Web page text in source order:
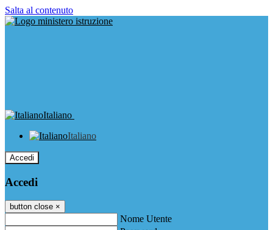
Salta al contenuto
Italiano
Italiano
Accedi
Accedi
button close ×
Nome Utente